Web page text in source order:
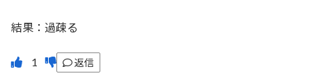
結果：過疎る
返信